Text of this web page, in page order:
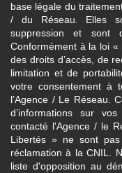
base légale du
/ du Réseau. Elles
suppression et sont
Conformément à la loi
des droits d’accès, de
limitation et de
votre consentement à
l’Agence / Le Réseau.
d’informations sur
contacté l'Agence / le
Libertés » ne sont
réclamation à la CNIL.
liste d'opposition au